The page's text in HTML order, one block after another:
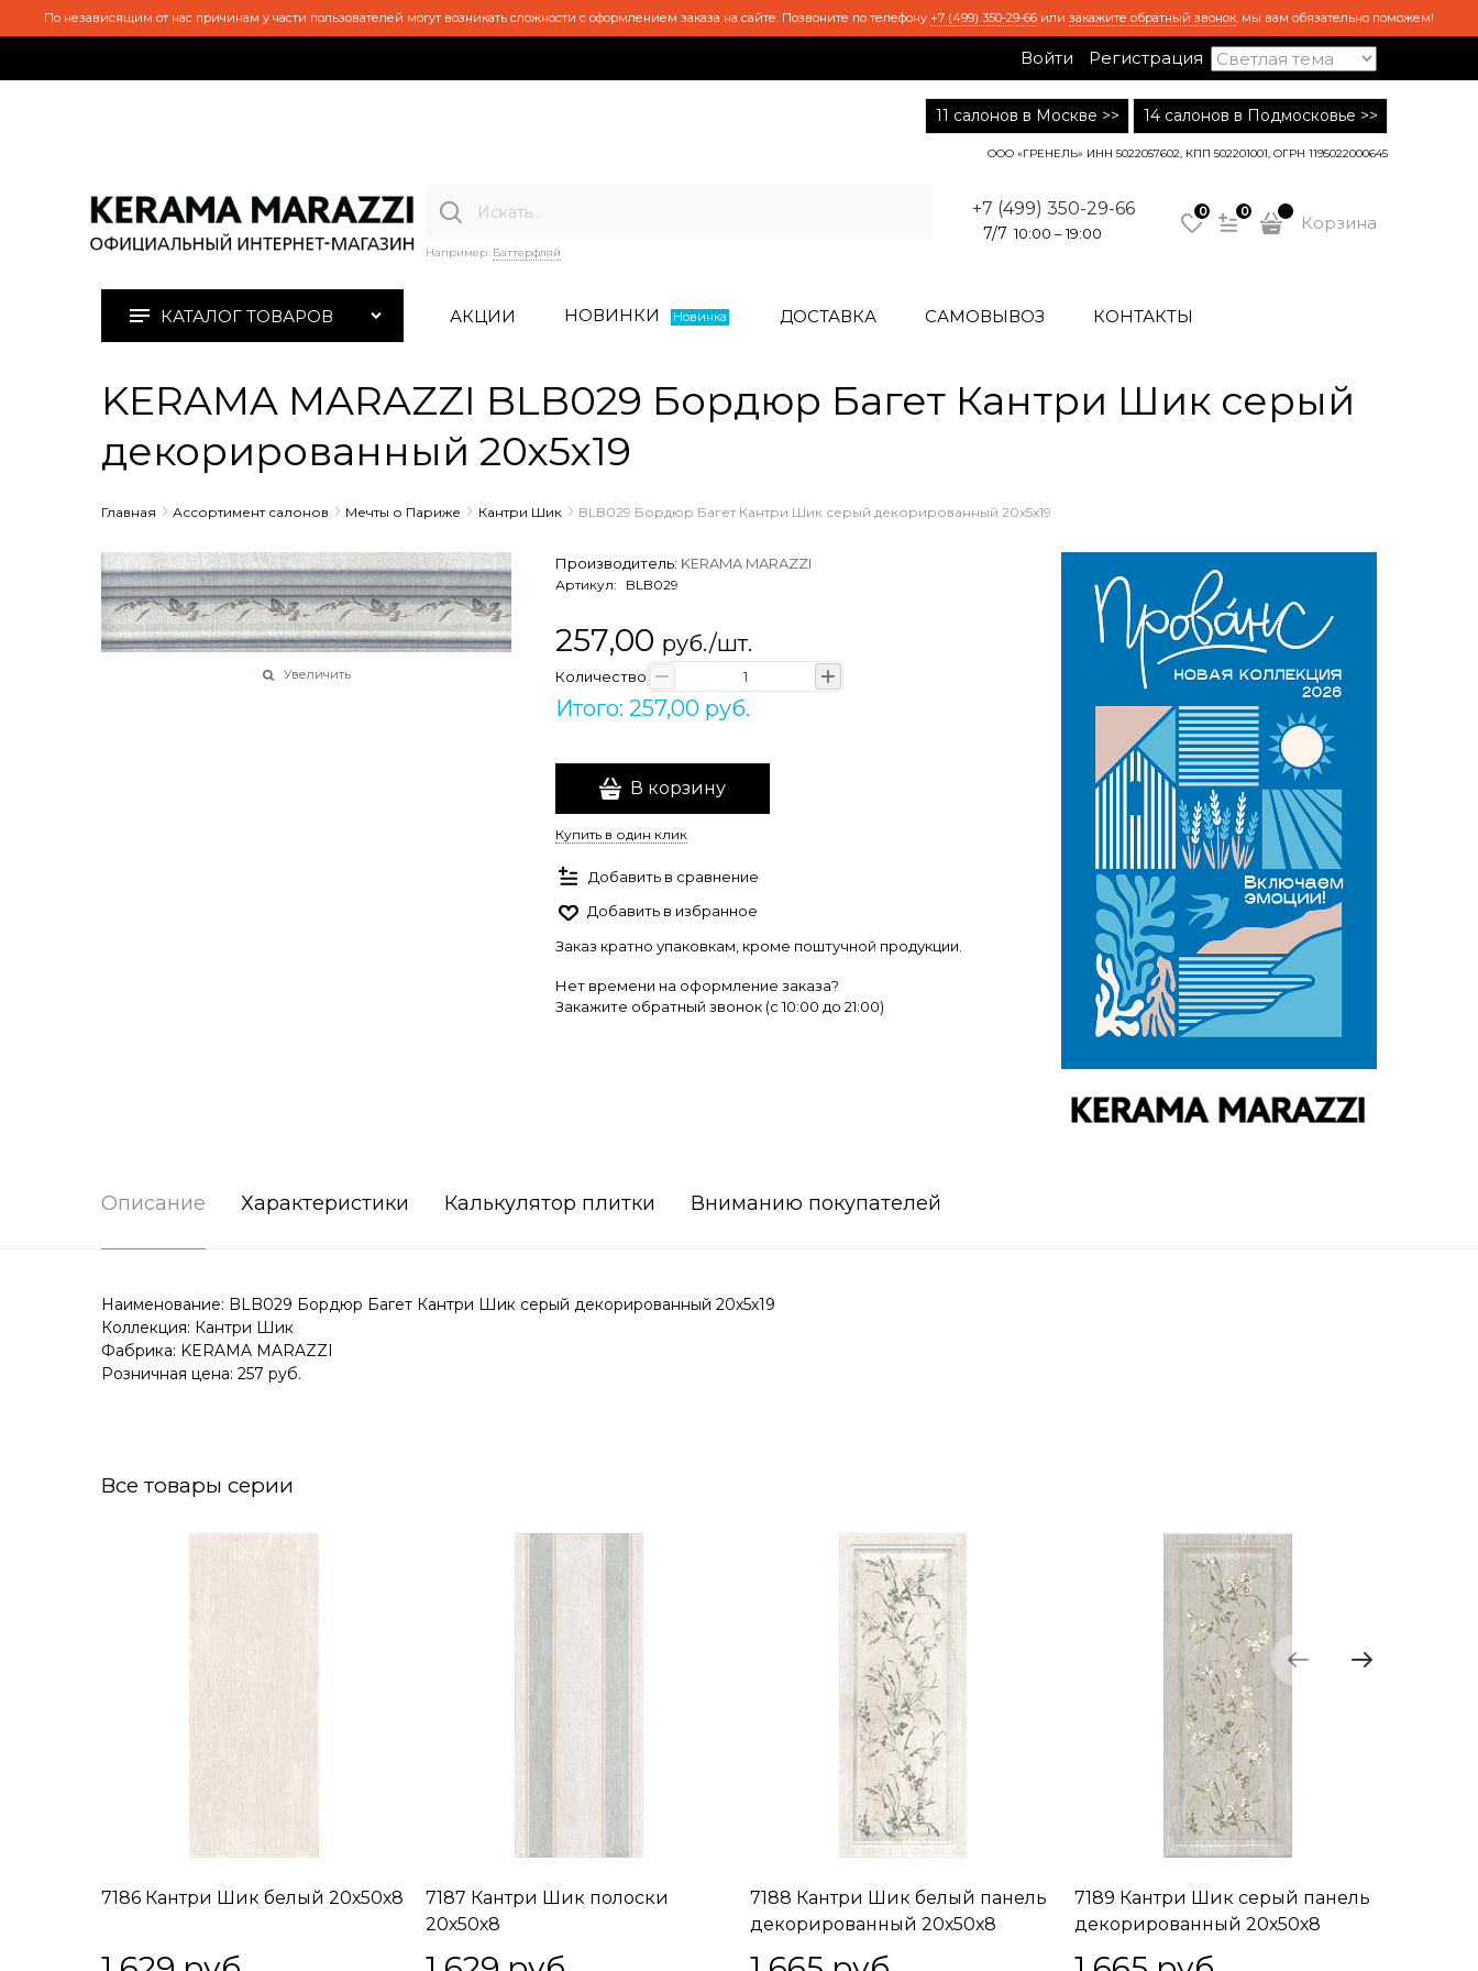
По независящим от нас причинам у части пользователей могут возникать сложности с оформлением заказа на сайте. Позвоните по телефону +7 (499) 350-29-66 или закажите обратный звонок, мы вам обязательно поможем!
Войти Регистрация
11 салонов в Москве >> 14 салонов в Подмосковье >>
ООО «ГРЕНЕЛЬ» ИНН 5022057602, КПП 502201001, ОГРН 1195022000645
Например: Баттерфляй
+7 (499) 350-29-66
7/7 10:00 – 19:00
0 0
Корзина
КАТАЛОГ ТОВАРОВ АКЦИИ НОВИНКИ Новинка ДОСТАВКА САМОВЫВОЗ КОНТАКТЫ
KERAMA MARAZZI BLB029 Бордюр Багет Кантри Шик серый
декорированный 20х5х19
Главная Ассортимент салонов Мечты о Париже Кантри Шик BLB029 Бордюр Багет Кантри Шик серый декорированный 20х5х19
Увеличить
Производитель: KERAMA MARAZZI
Артикул: BLB029
257,00 руб./шт.
Количество
Итого: 257,00 руб.
В корзину
Купить в один клик
Добавить в сравнение
Добавить в избранное
Заказ кратно упаковкам, кроме поштучной продукции.
Нет времени на оформление заказа?
Закажите обратный звонок (c 10:00 до 21:00)
Описание Характеристики Калькулятор плитки Вниманию покупателей
Наименование: BLB029 Бордюр Багет Кантри Шик серый декорированный 20х5х19
Коллекция: Кантри Шик
Фабрика: KERAMA MARAZZI
Розничная цена: 257 руб.
Все товары серии
7186 Кантри Шик белый 20х50х8
7187 Кантри Шик полоски
20х50х8
7188 Кантри Шик белый панель
декорированный 20х50х8
7189 Кантри Шик серый панель
декорированный 20х50х8